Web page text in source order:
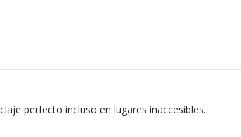
perfecto incluso en lugares inaccesibles.